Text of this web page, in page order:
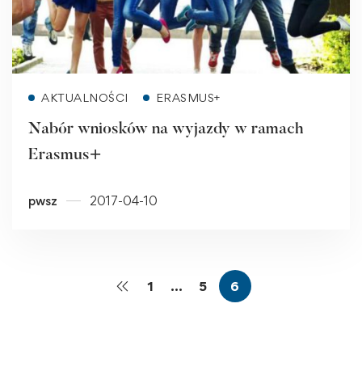
AKTUALNOŚCI ERASMUS+
Nabór wniosków na wyjazdy w ramach
Erasmus+
pwsz 2017-04-10
1 … 5 6